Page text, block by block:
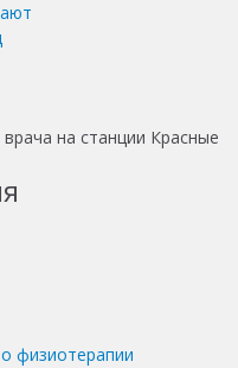
физиотерапии